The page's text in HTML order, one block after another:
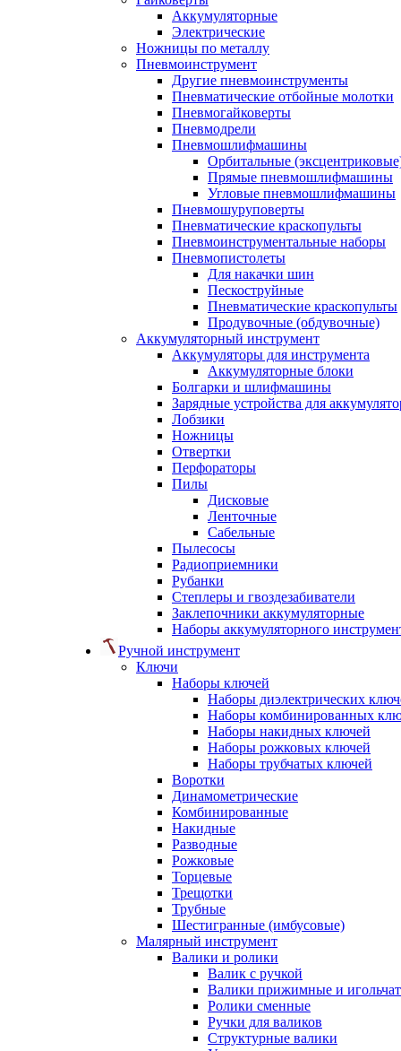
Аккумуляторные
Электрические
Ножницы по металлу
Пневмоинструмент
Другие пневмоинструменты
Пневматические отбойные молотки
Пневмогайковерты
Пневмодрели
Пневмошлифмашины
Орбитальные
Прямые пневмошлифмашины
Угловые пневмошлифмашины
Пневмошуруповерты
Пневматические краскопульты
Пневмоинструментальные наборы
Пневмопистолеты
Для накачки шин
Пескоструйные
Пневматические краскопульты
Продувочные (обдувочные)
Аккумуляторный инструмент
Аккумуляторы для инструмента
Аккумуляторные блоки
Болгарки и шлифмашины
Зарядные устройства для
Лобзики
Ножницы
Отвертки
Перфораторы
Пилы
Дисковые
Ленточные
Сабельные
Пылесосы
Радиоприемники
Рубанки
Степлеры и гвоздезабиватели
Заклепочники аккумуляторные
Наборы аккумуляторного
Ручной инструмент
Ключи
Наборы ключей
Наборы диэлектрических
Наборы комбинированных
Наборы накидных ключей
Наборы рожковых ключей
Наборы трубчатых ключей
Воротки
Динамометрические
Комбинированные
Накидные
Разводные
Рожковые
Торцевые
Трещотки
Трубные
Шестигранные (имбусовые)
Малярный инструмент
Валики и ролики
Валик с ручкой
Валики прижимные и
Ролики сменные
Ручки для валиков
Структурные валики